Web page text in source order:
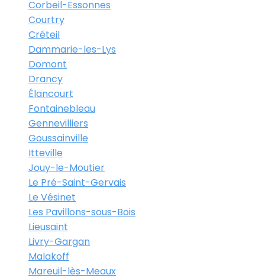
Corbeil-Essonnes
Courtry
Créteil
Dammarie-les-Lys
Domont
Drancy
Élancourt
Fontainebleau
Gennevilliers
Goussainville
Itteville
Jouy-le-Moutier
Le Pré-Saint-Gervais
Le Vésinet
Les Pavillons-sous-Bois
Lieusaint
Livry-Gargan
Malakoff
Mareuil-lès-Meaux